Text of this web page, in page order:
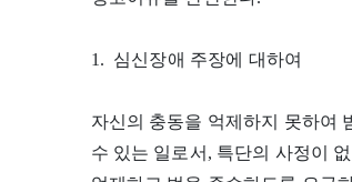
1. 심신장애 주장에 대하여
자신의 충동을 억제하지 못하여
수 있는 일로서, 특단의 사정이